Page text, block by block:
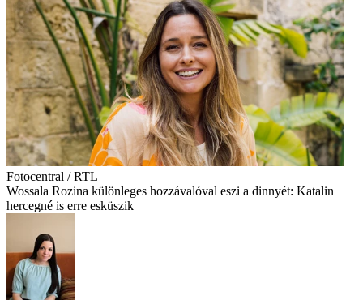
Fotocentral / RTL
Wossala Rozina különleges hozzávalóval eszi a dinnyét: Katalin
hercegné is erre esküszik